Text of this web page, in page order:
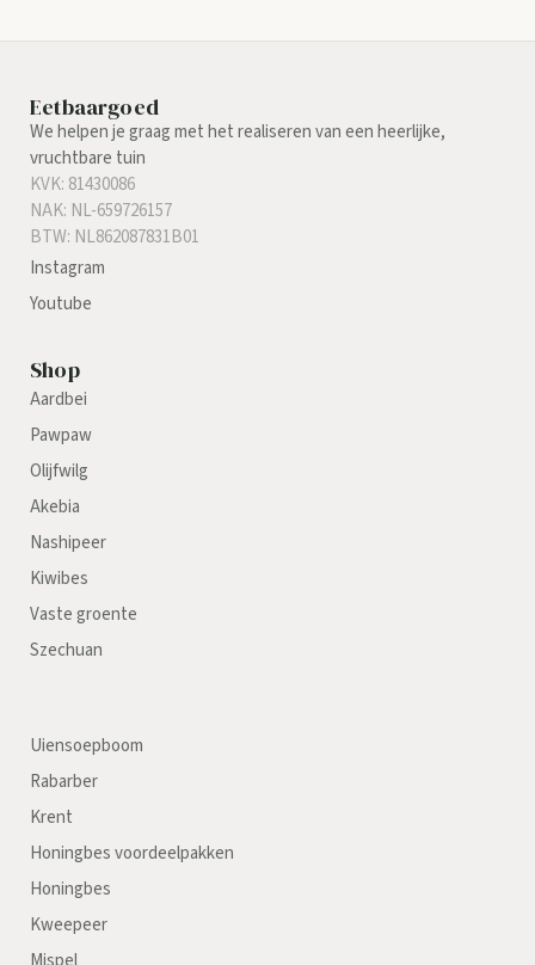
Eetbaargoed
We helpen je graag met het realiseren van een heerlijke,
vruchtbare tuin
KVK: 81430086
NAK: NL-659726157
BTW: NL862087831B01
Instagram
Youtube
Shop
Aardbei
Pawpaw
Olijfwilg
Akebia
Nashipeer
Kiwibes
Vaste groente
Szechuan
Uiensoepboom
Rabarber
Krent
Honingbes voordeelpakken
Honingbes
Kweepeer